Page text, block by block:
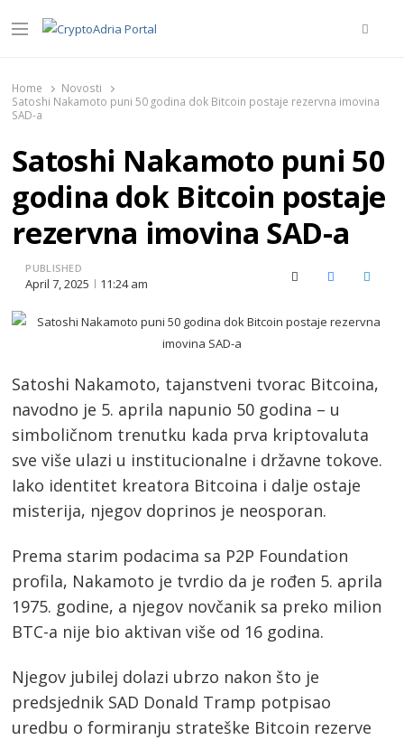
Menu
Home
Novosti
Satoshi Nakamoto puni 50 godina dok Bitcoin postaje rezervna imovina
SAD-a
Satoshi Nakamoto puni 50
godina dok Bitcoin postaje
rezervna imovina SAD-a
PUBLISHED
April 7, 2025 11:24 am X (Twitter)Facebook
Satoshi Nakamoto, tajanstveni tvorac Bitcoina,
navodno je 5. aprila napunio 50 godina – u
simboličnom trenutku kada prva kriptovaluta
sve više ulazi u institucionalne i državne tokove.
Iako identitet kreatora Bitcoina i dalje ostaje
misterija, njegov doprinos je neosporan.
Prema starim podacima sa P2P Foundation
profila, Nakamoto je tvrdio da je rođen 5. aprila
1975. godine, a njegov novčanik sa preko milion
BTC-a nije bio aktivan više od 16 godina.
Njegov jubilej dolazi ubrzo nakon što je
predsjednik SAD Donald Tramp potpisao
uredbu o formiranju strateške Bitcoin rezerve